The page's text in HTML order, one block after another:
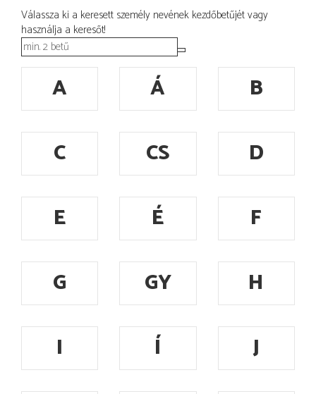
Válassza ki a keresett személy nevének kezdőbetűjét vagy
használja a keresőt!
A Á
B
C
CS
D
E
É
F
G
GY
H
I
Í
J